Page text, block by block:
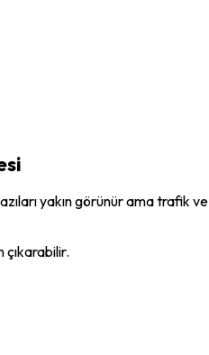
yakın görünür ama trafik
çıkarabilir.